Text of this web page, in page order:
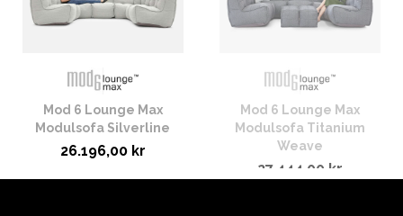
Mod 6 Lounge Max
Modulsofa Silverline
26.196,00 kr
Mod 6 Lounge Max
Modulsofa Titanium
Weave
27.444,00 kr